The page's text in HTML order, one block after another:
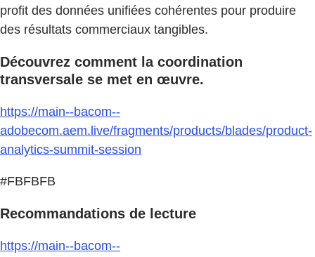
profit des données unifiées cohérentes pour produire
des résultats commerciaux tangibles.
Découvrez comment la coordination
transversale se met en œuvre.
https://main--bacom--
adobecom.aem.live/fragments/products/blades/product-
analytics-summit-session
#FBFBFB
Recommandations de lecture
https://main--bacom--